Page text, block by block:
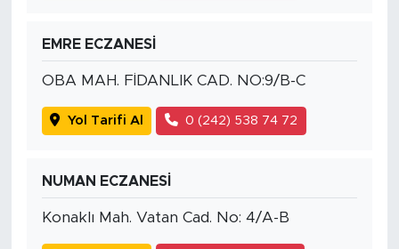
EMRE ECZANESİ
OBA MAH. FİDANLIK CAD. NO:9/B-C
Yol Tarifi Al 0 (242) 538 74 72
NUMAN ECZANESİ
Konaklı Mah. Vatan Cad. No: 4/A-B